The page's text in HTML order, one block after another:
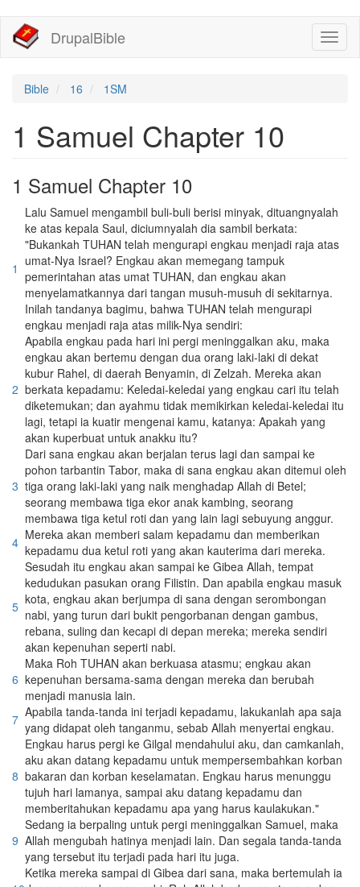
主
DrupalBible
Bible 16 1SM
1 Samuel Chapter 10
1 Samuel Chapter 10
1
Lalu Samuel mengambil buli-buli berisi minyak, dituangnyalah
ke atas kepala Saul, diciumnyalah dia sambil berkata:
"Bukankah TUHAN telah mengurapi engkau menjadi raja atas
umat-Nya Israel? Engkau akan memegang tampuk
pemerintahan atas umat TUHAN, dan engkau akan
menyelamatkannya dari tangan musuh-musuh di sekitarnya.
Inilah tandanya bagimu, bahwa TUHAN telah mengurapi
engkau menjadi raja atas milik-Nya sendiri:
2
Apabila engkau pada hari ini pergi meninggalkan aku, maka
engkau akan bertemu dengan dua orang laki-laki di dekat
kubur Rahel, di daerah Benyamin, di Zelzah. Mereka akan
berkata kepadamu: Keledai-keledai yang engkau cari itu telah
diketemukan; dan ayahmu tidak memikirkan keledai-keledai itu
lagi, tetapi ia kuatir mengenai kamu, katanya: Apakah yang
akan kuperbuat untuk anakku itu?
3
Dari sana engkau akan berjalan terus lagi dan sampai ke
pohon tarbantin Tabor, maka di sana engkau akan ditemui oleh
tiga orang laki-laki yang naik menghadap Allah di Betel;
seorang membawa tiga ekor anak kambing, seorang
membawa tiga ketul roti dan yang lain lagi sebuyung anggur.
4 Mereka akan memberi salam kepadamu dan memberikan
kepadamu dua ketul roti yang akan kauterima dari mereka.
5
Sesudah itu engkau akan sampai ke Gibea Allah, tempat
kedudukan pasukan orang Filistin. Dan apabila engkau masuk
kota, engkau akan berjumpa di sana dengan serombongan
nabi, yang turun dari bukit pengorbanan dengan gambus,
rebana, suling dan kecapi di depan mereka; mereka sendiri
akan kepenuhan seperti nabi.
6
Maka Roh TUHAN akan berkuasa atasmu; engkau akan
kepenuhan bersama-sama dengan mereka dan berubah
menjadi manusia lain.
7 Apabila tanda-tanda ini terjadi kepadamu, lakukanlah apa saja
yang didapat oleh tanganmu, sebab Allah menyertai engkau.
8
Engkau harus pergi ke Gilgal mendahului aku, dan camkanlah,
aku akan datang kepadamu untuk mempersembahkan korban
bakaran dan korban keselamatan. Engkau harus menunggu
tujuh hari lamanya, sampai aku datang kepadamu dan
memberitahukan kepadamu apa yang harus kaulakukan."
9
Sedang ia berpaling untuk pergi meninggalkan Samuel, maka
Allah mengubah hatinya menjadi lain. Dan segala tanda-tanda
yang tersebut itu terjadi pada hari itu juga.
Ketika mereka sampai di Gibea dari sana, maka bertemulah ia